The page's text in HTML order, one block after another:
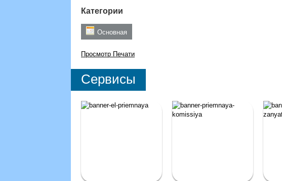
Категории
Основная
Просмотр Печати
Сервисы